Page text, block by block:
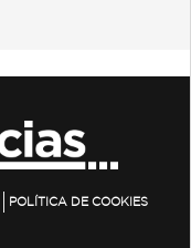
POLÍTICA DE COOKIES